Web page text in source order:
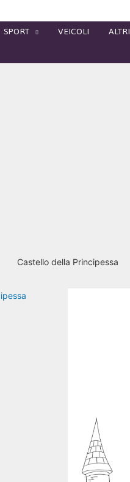
SPORT VEICOLI ALTRI
Castello della Principessa